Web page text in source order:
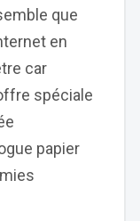
que
en
car
spéciale
papier